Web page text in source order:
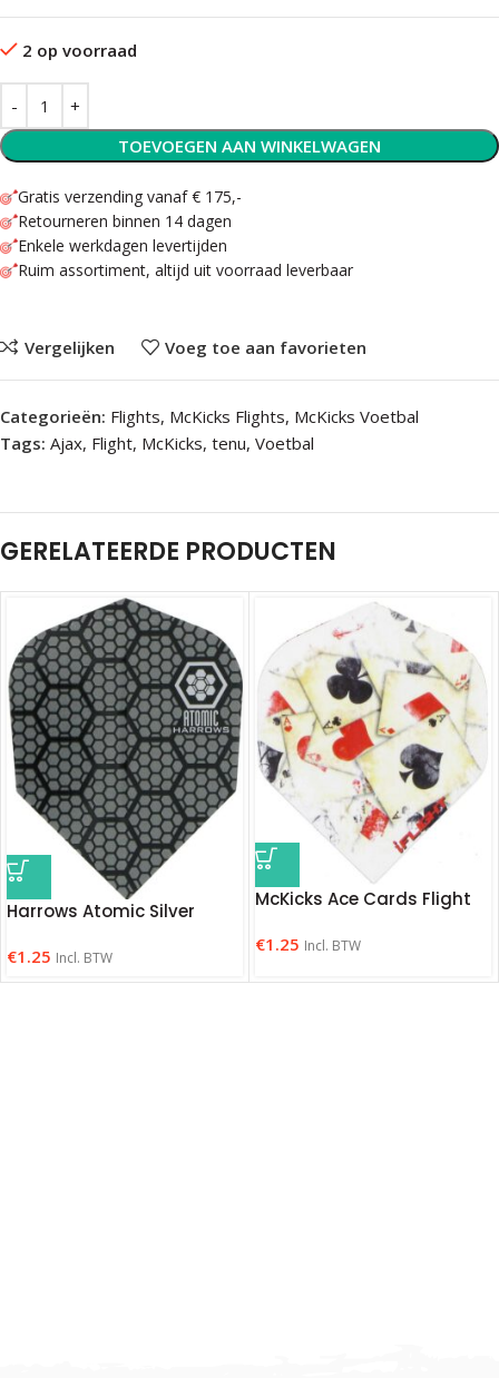
2 op voorraad
TOEVOEGEN AAN WINKELWAGEN
Gratis verzending vanaf € 175,-
Retourneren binnen 14 dagen
Enkele werkdagen levertijden
Ruim assortiment, altijd uit voorraad leverbaar
Vergelijken Voeg toe aan favorieten
Categorieën: Flights, McKicks Flights, McKicks Voetbal
Tags: Ajax, Flight, McKicks, tenu, Voetbal
GERELATEERDE PRODUCTEN
Harrows Atomic Silver
€1.25 Incl. BTW
McKicks Ace Cards Flight
€1.25 Incl. BTW